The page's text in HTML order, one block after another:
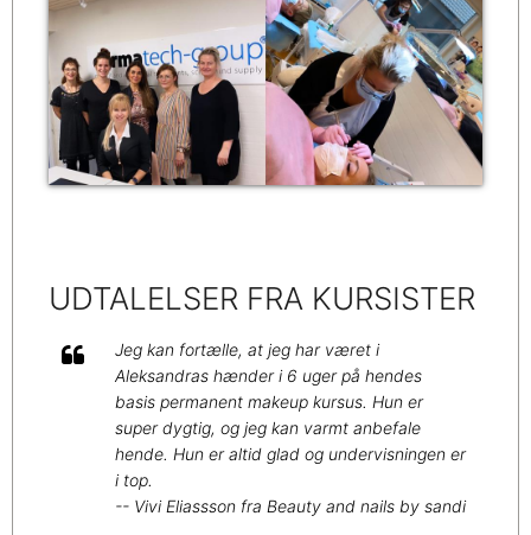
UDTALELSER FRA KURSISTER
Jeg kan fortælle, at jeg har været i
Aleksandras hænder i 6 uger på hendes
basis permanent makeup kursus. Hun er
super dygtig, og jeg kan varmt anbefale
hende. Hun er altid glad og undervisningen er
i top.
-- Vivi Eliassson fra Beauty and nails by sandi